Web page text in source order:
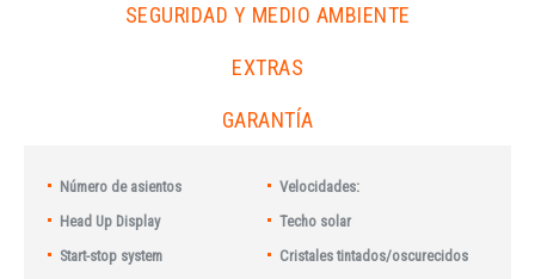
SEGURIDAD Y MEDIO AMBIENTE
EXTRAS
GARANTÍA
Número de asientos
Velocidades:
Head Up Display
Techo solar
Start-stop system
Cristales tintados/oscurecidos